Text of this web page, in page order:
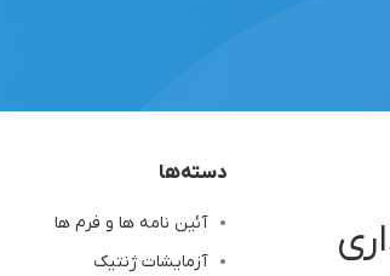
دسته‌ها
آئین نامه ها و فرم ها
آزمایشات ژنتیک